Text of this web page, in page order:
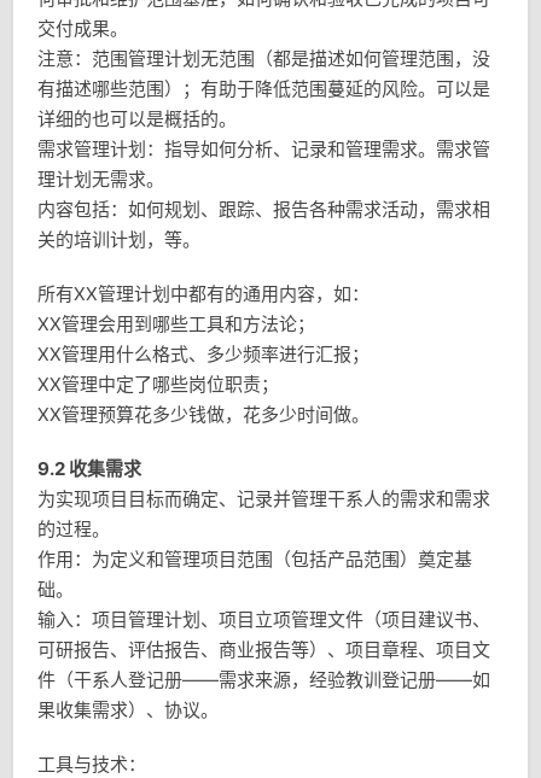
交付成果。
注意：范围管理计划无范围（都是描述如何管理范围，没
有描述哪些范围）；有助于降低范围蔓延的风险。可以是
详细的也可以是概括的。
需求管理计划：指导如何分析、记录和管理需求。需求管
理计划无需求。
内容包括：如何规划、跟踪、报告各种需求活动，需求相
关的培训计划，等。
所有XX管理计划中都有的通用内容，如：
XX管理会用到哪些工具和方法论；
XX管理用什么格式、多少频率进行汇报；
XX管理中定了哪些岗位职责；
XX管理预算花多少钱做，花多少时间做。
9.2 收集需求
为实现项目目标而确定、记录并管理干系人的需求和需求
的过程。
作用：为定义和管理项目范围（包括产品范围）奠定基
础。
输入：项目管理计划、项目立项管理文件（项目建议书、
可研报告、评估报告、商业报告等）、项目章程、项目文
件（干系人登记册——需求来源，经验教训登记册——如
果收集需求）、协议。
工具与技术：